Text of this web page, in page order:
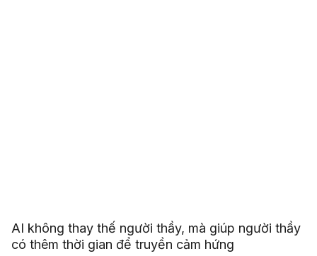
AI không thay thế người thầy, mà giúp người thầy
có thêm thời gian để truyền cảm hứng